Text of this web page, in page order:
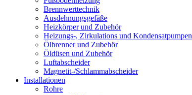
Brennwerttechnik
Ausdehnungsgefäße
Heizkörper und Zubehör
Heizungs-, Zirkulations und Kondensatpumpen
Ölbrenner und Zubehör
Öldüsen und Zubehör
Luftabscheider
Magnetit-/Schlammabscheider
Installationen
Rohre